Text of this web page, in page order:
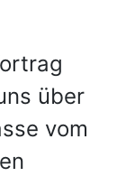
über
vom